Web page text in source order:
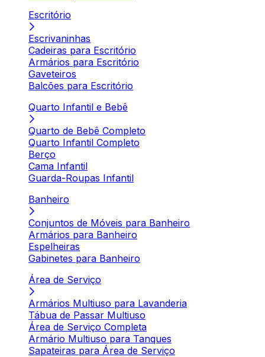
Escritório
Escrivaninhas
Cadeiras para Escritório
Armários para Escritório
Gaveteiros
Balcões para Escritório
Quarto Infantil e Bebê
Quarto de Bebê Completo
Quarto Infantil Completo
Berço
Cama Infantil
Guarda-Roupas Infantil
Banheiro
Conjuntos de Móveis para Banheiro
Armários para Banheiro
Espelheiras
Gabinetes para Banheiro
Área de Serviço
Armários Multiuso para Lavanderia
Tábua de Passar Multiuso
Área de Serviço Completa
Armário Multiuso para Tanques
Sapateiras para Área de Serviço